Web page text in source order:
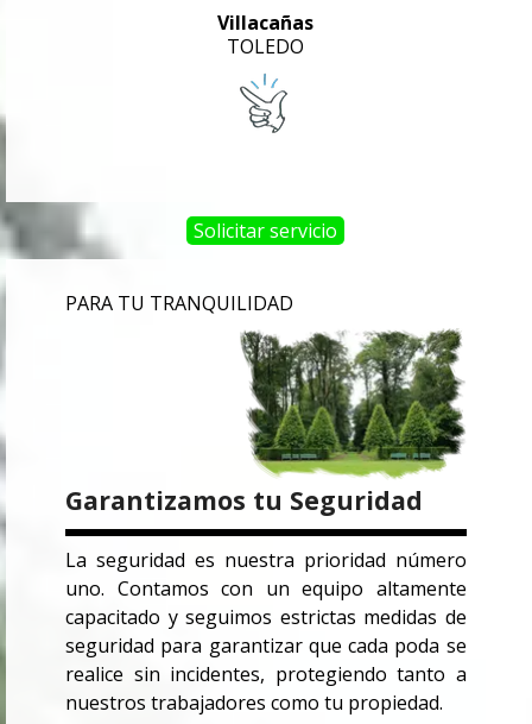
Villacañas
TOLEDO
Solicitar servicio
PARA TU TRANQUILIDAD
Garantizamos tu Seguridad
La seguridad es nuestra prioridad número
uno. Contamos con un equipo altamente
capacitado y seguimos estrictas medidas de
seguridad para garantizar que cada poda se
realice sin incidentes, protegiendo tanto a
nuestros trabajadores como tu propiedad.